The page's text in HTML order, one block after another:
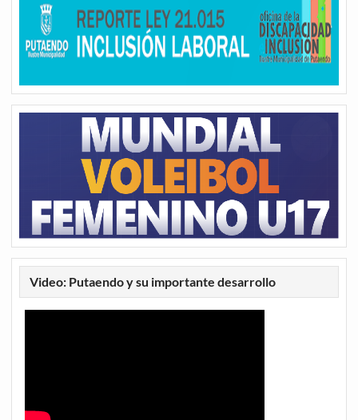
Video: Putaendo y su importante desarrollo